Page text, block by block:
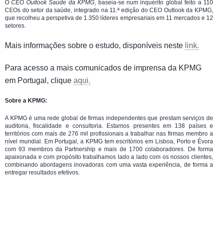
OCEO Outlook Saúde da KPMG, baseia-se num inquérito global feito a 110
CEOs do setor da saúde, integrado na 11.ª edição do CEO Outlook da KPMG,
que recolheu a perspetiva de 1.350 líderes empresariais em 11 mercados e 12
setores.
Mais informações sobre o estudo, disponíveis neste link.
Para acesso a mais comunicados de imprensa da KPMG
em Portugal, clique aqui.
Sobre a KPMG:
A KPMG é uma rede global de firmas independentes que prestam serviços de
auditoria, fiscalidade e consultoria. Estamos presentes em 138 países e
territórios com mais de 276 mil profissionais a trabalhar nas firmas membro a
nível mundial. Em Portugal, a KPMG tem escritórios em Lisboa, Porto e Évora
com 93 membros da Partnership e mais de 1700 colaboradores. De forma
apaixonada e com propósito trabalhamos lado a lado com os nossos clientes,
combinando abordagens inovadoras com uma vasta experiência, de forma a
entregar resultados efetivos.